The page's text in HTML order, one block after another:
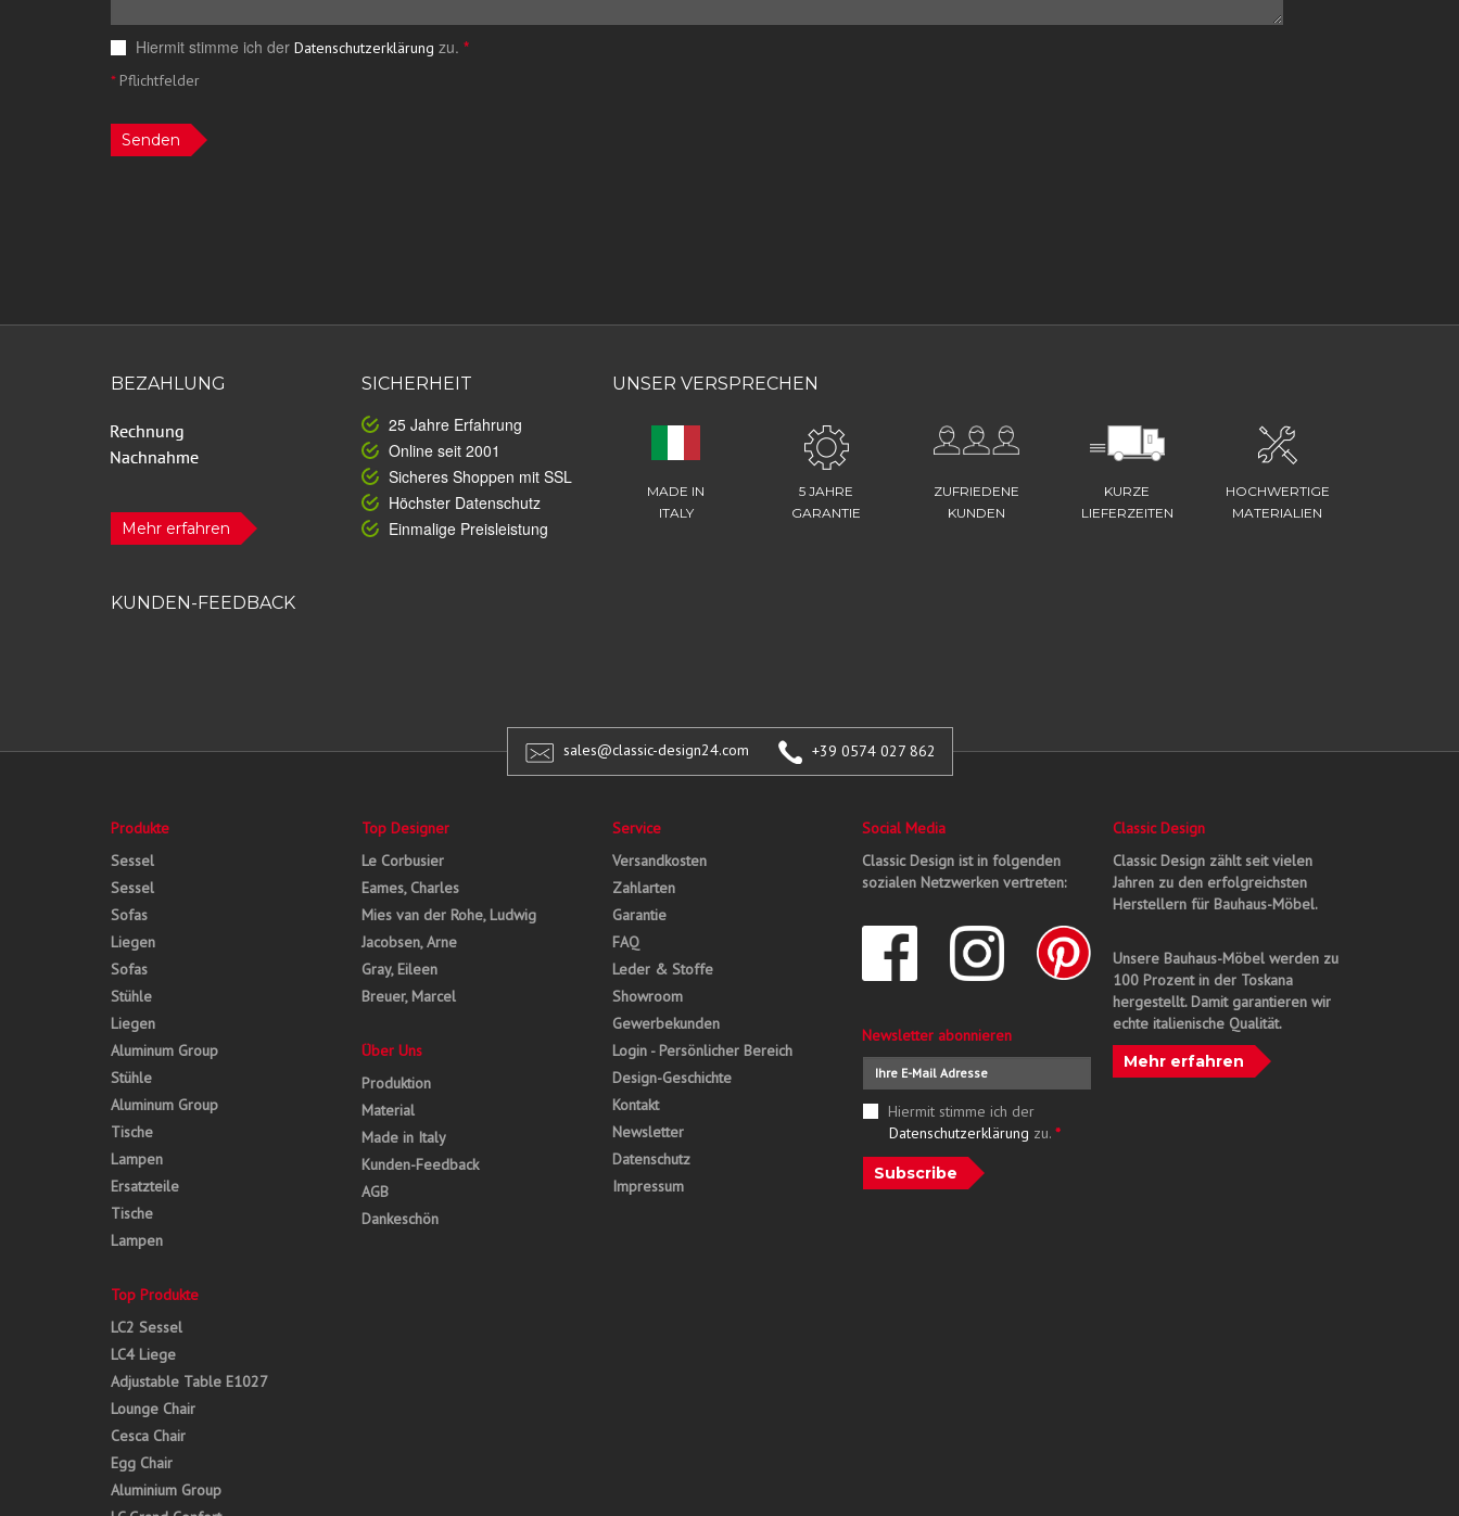
Hiermit stimme ich der Datenschutzerklärung zu. *
*Pflichtfelder
Senden
BEZAHLUNG
Mehr erfahren
SICHERHEIT
25 Jahre Erfahrung
Online seit 2001
Sicheres Shoppen mit SSL
Höchster Datenschutz
Einmalige Preisleistung
UNSER VERSPRECHEN
MADE IN
ITALY
5 JAHRE
GARANTIE
ZUFRIEDENE
KUNDEN
KURZE
LIEFERZEITEN
HOCHWERTIGE
MATERIALIEN
KUNDEN-FEEDBACK
sales@classic-design24.com +39 0574 027 862
Produkte
Sessel
Sessel
Sofas
Liegen
Sofas
Stühle
Liegen
Aluminum Group
Stühle
Aluminum Group
Tische
Lampen
Ersatzteile
Tische
Lampen
Top Produkte
LC2 Sessel
LC4 Liege
Adjustable Table E1027
Lounge Chair
Cesca Chair
Egg Chair
Aluminium Group
Top Designer
Le Corbusier
Eames, Charles
Mies van der Rohe, Ludwig
Jacobsen, Arne
Gray, Eileen
Breuer, Marcel
Über Uns
Produktion
Material
Made in Italy
Kunden-Feedback
AGB
Dankeschön
Service
Versandkosten
Zahlarten
Garantie
FAQ
Leder & Stoffe
Showroom
Gewerbekunden
Login - Persönlicher Bereich
Design-Geschichte
Kontakt
Newsletter
Datenschutz
Impressum
Social Media
Classic Design ist in folgenden
sozialen Netzwerken vertreten:
Newsletter abonnieren
Hiermit stimme ich der
Datenschutzerklärung zu. *
Subscribe
Classic Design
Classic Design zählt seit vielen
Jahren zu den erfolgreichsten
Herstellern für Bauhaus-Möbel.
Unsere Bauhaus-Möbel werden zu
100 Prozent in der Toskana
hergestellt. Damit garantieren wir
echte italienische Qualität.
Mehr erfahren